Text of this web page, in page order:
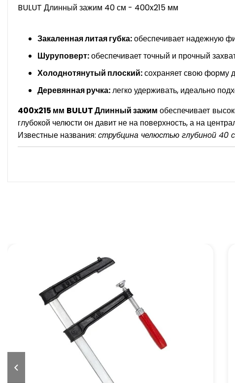
BULUT Длинный зажим 40 см - 400x215 мм
Закаленная литая губка:обеспечивает надежную
Шуруповерт:обеспечивает точный и прочный
Холоднотянутый плоский:сохраняет свою форму
Деревянная ручка:легко удерживать, идеально
400x215 мм BULUT Длинный зажим обеспечивает
глубокой челюсти он давит не на поверхность, а на
Известные названия: струбцина челюстью глубиной 40